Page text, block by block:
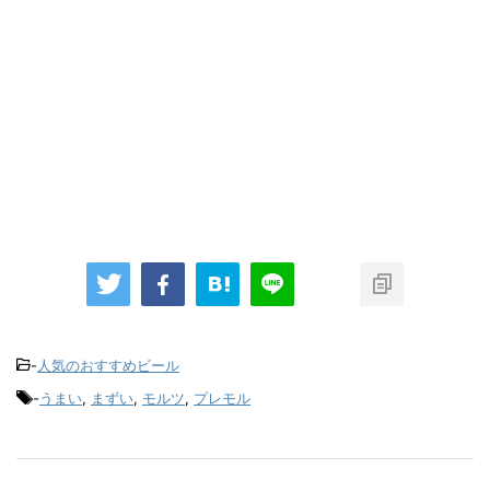
- 人気のおすすめビール
-うまい, まずい, モルツ, プレモル